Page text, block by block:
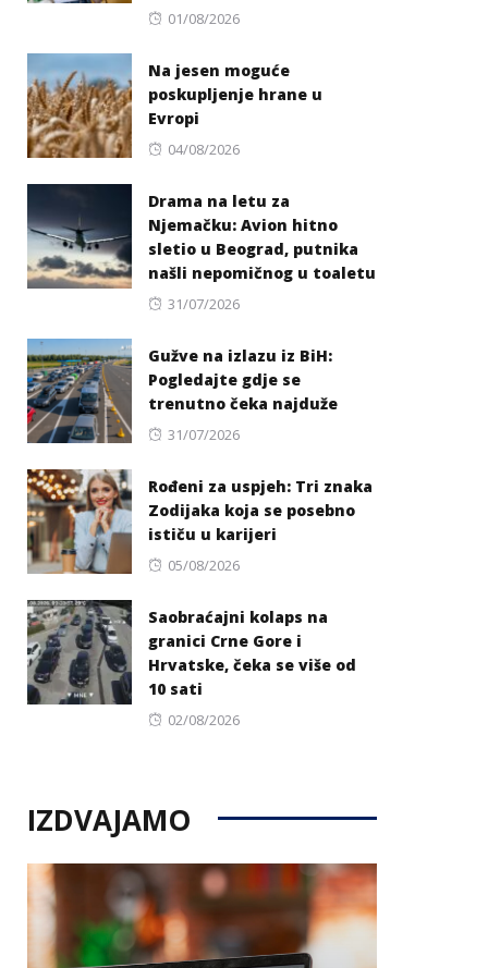
Posted
01/08/2026
Na jesen moguće
poskupljenje hrane u
Evropi
Posted
04/08/2026
Drama na letu za
Njemačku: Avion hitno
sletio u Beograd, putnika
našli nepomičnog u toaletu
Posted
31/07/2026
Gužve na izlazu iz BiH:
Pogledajte gdje se
trenutno čeka najduže
Posted
31/07/2026
Rođeni za uspjeh: Tri znaka
Zodijaka koja se posebno
ističu u karijeri
Posted
05/08/2026
Saobraćajni kolaps na
granici Crne Gore i
Hrvatske, čeka se više od
10 sati
Posted
02/08/2026
IZDVAJAMO